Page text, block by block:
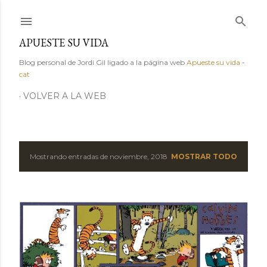
APUESTE SU VIDA
Blog personal de Jordi Gil ligado a la página web Apueste su vida -
cat
VOLVER A LA WEB
E
a
Mostrando entradas de noviembre, 2018 MOSTRAR TODO